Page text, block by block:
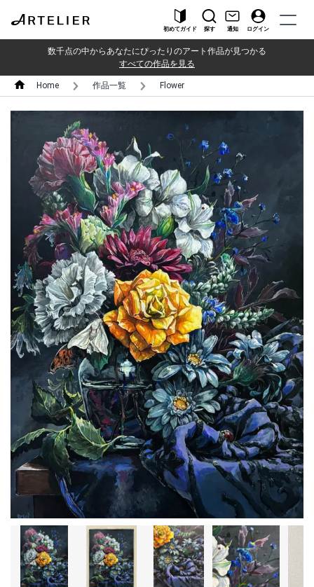
初めてガイド 探す 通知 ログイン
数千点の中からあなたにぴったりのアート作品が見つかる
すべての作品を見る
Home 作品一覧 Flower